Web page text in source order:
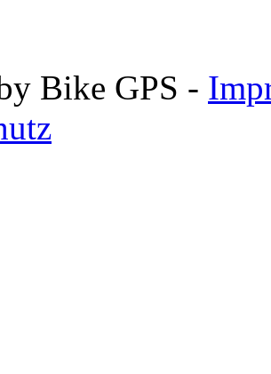
Bike GPS -